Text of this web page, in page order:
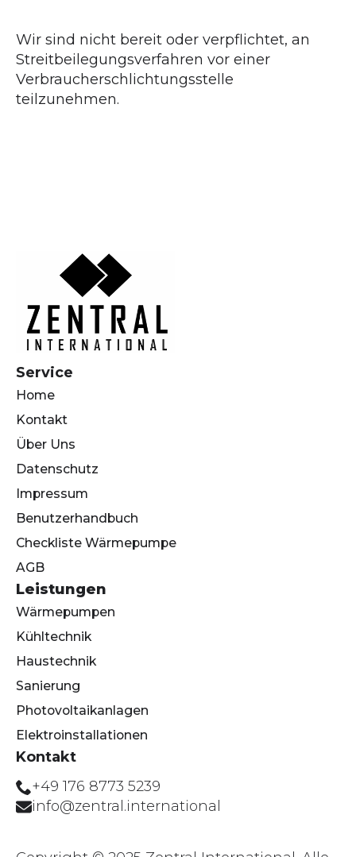
Wir sind nicht bereit oder verpflichtet, an
Streitbeilegungsverfahren vor einer
Verbraucherschlichtungsstelle
teilzunehmen.
Service
Home
Kontakt
Über Uns
Datenschutz
Impressum
Benutzerhandbuch
Checkliste Wärmepumpe
AGB
Leistungen
Wärmepumpen
Kühltechnik
Haustechnik
Sanierung
Photovoltaikanlagen
Elektroinstallationen
Kontakt
+49 176 8773 5239
info@zentral.international